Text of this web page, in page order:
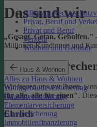
Alles zur
Privat, Beruf und
Privat und Beruf
Verkehr
Wohnen und Gebäude
Haus & Wohnen
Alles zu Haus & Wohnen
Wohngebäudeversicherung
Hausratversicherung
Elementarversicherung
Glasversicherung
Immobilienfinanzierung
Das sind wir
„Gesagt. Getan. Geholfen."
Millionen Kundinnen und
Unser
Wir freuen uns mit Ihnen,
für alle, alle für einen".
Ehrlich